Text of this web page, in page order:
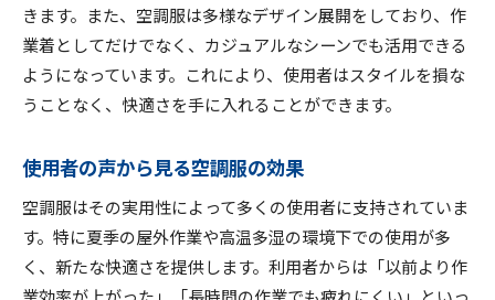
きます。また、空調服は多様なデザイン展開をしており、作
業着としてだけでなく、カジュアルなシーンでも活用できる
ようになっています。これにより、使用者はスタイルを損な
うことなく、快適さを手に入れることができます。
使用者の声から見る空調服の効果
空調服はその実用性によって多くの使用者に支持されていま
す。特に夏季の屋外作業や高温多湿の環境下での使用が多
く、新たな快適さを提供します。利用者からは「以前より作
業効率が上がった」「長時間の作業でも疲れにくい」といっ